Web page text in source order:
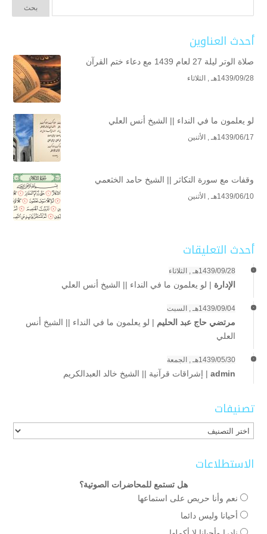
أحدث العناوين
صلاة الوتر ليلة 27 لعام 1439 مع دعاء ختم القرآن
1439/09/28هـ , الثلاثاء
لو يعلمون ما في النداء || الشيخ أنس العلي
1439/06/17هـ , الأثنين
وقفات مع سورة التكاثر || الشيخ حامد الخثعمي
1439/06/10هـ , الأثنين
أحدث التعليقات
1439/09/28هـ , الثلاثاء
الإدارة | لو يعلمون ما في النداء || الشيخ أنس العلي
1439/09/04هـ , السبت
مرتضي حاج عبد الحليم | لو يعلمون ما في النداء || الشيخ أنس
العلي
1439/05/30هـ , الجمعة
admin
| إشراقات قرآنية || الشيخ خالد العبدالكريم
تصنيفات
تصنيفات
الاستطلاعات
هل تستمع للمحاضرات الصوتية؟
نعم وأنا حريص على استماعها
أحيانا وليس دائما